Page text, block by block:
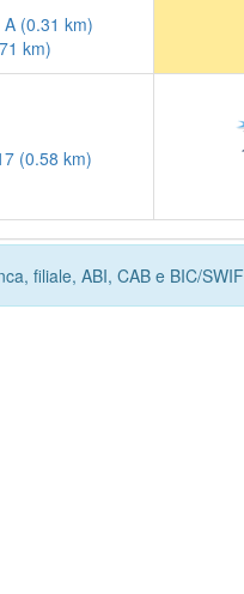
(0.31 km)
km)
(0.58 km)
filiale, ABI, CAB e BIC/